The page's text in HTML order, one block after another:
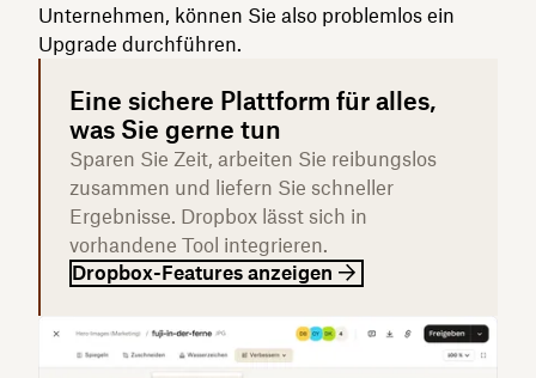
Unternehmen, können Sie also problemlos ein
Upgrade durchführen.
Eine sichere Plattform für alles,
was Sie gerne tun
Sparen Sie Zeit, arbeiten Sie reibungslos
zusammen und liefern Sie schneller
Ergebnisse. Dropbox lässt sich in
vorhandene Tool integrieren.
Dropbox-Features anzeigen